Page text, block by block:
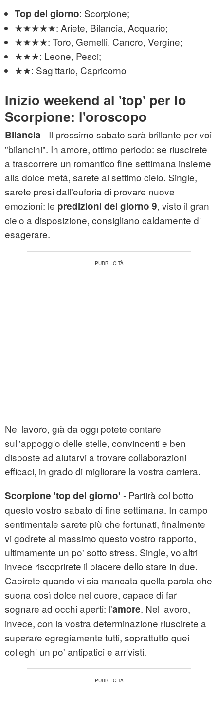
Top del giorno: Scorpione;
★★★★★: Ariete, Bilancia, Acquario;
★★★★: Toro, Gemelli, Cancro, Vergine;
★★★: Leone, Pesci;
★★: Sagittario, Capricorno
Inizio weekend al 'top' per lo
Scorpione: l'oroscopo
Bilancia - Il prossimo sabato sarà brillante per voi
"bilancini". In amore, ottimo periodo: se riuscirete
a trascorrere un romantico fine settimana insieme
alla dolce metà, sarete al settimo cielo. Single,
sarete presi dall'euforia di provare nuove
emozioni: le predizioni del giorno 9, visto il gran
cielo a disposizione, consigliano caldamente di
esagerare.
Nel lavoro, già da oggi potete contare
sull'appoggio delle stelle, convincenti e ben
disposte ad aiutarvi a trovare collaborazioni
efficaci, in grado di migliorare la vostra carriera.
Scorpione 'top del giorno' - Partirà col botto
questo vostro sabato di fine settimana. In campo
sentimentale sarete più che fortunati, finalmente
vi godrete al massimo questo vostro rapporto,
ultimamente un po' sotto stress. Single, voialtri
invece riscoprirete il piacere dello stare in due.
Capirete quando vi sia mancata quella parola che
suona così dolce nel cuore, capace di far
sognare ad occhi aperti: l'amore. Nel lavoro,
invece, con la vostra determinazione riuscirete a
superare egregiamente tutti, soprattutto quei
colleghi un po' antipatici e arrivisti.